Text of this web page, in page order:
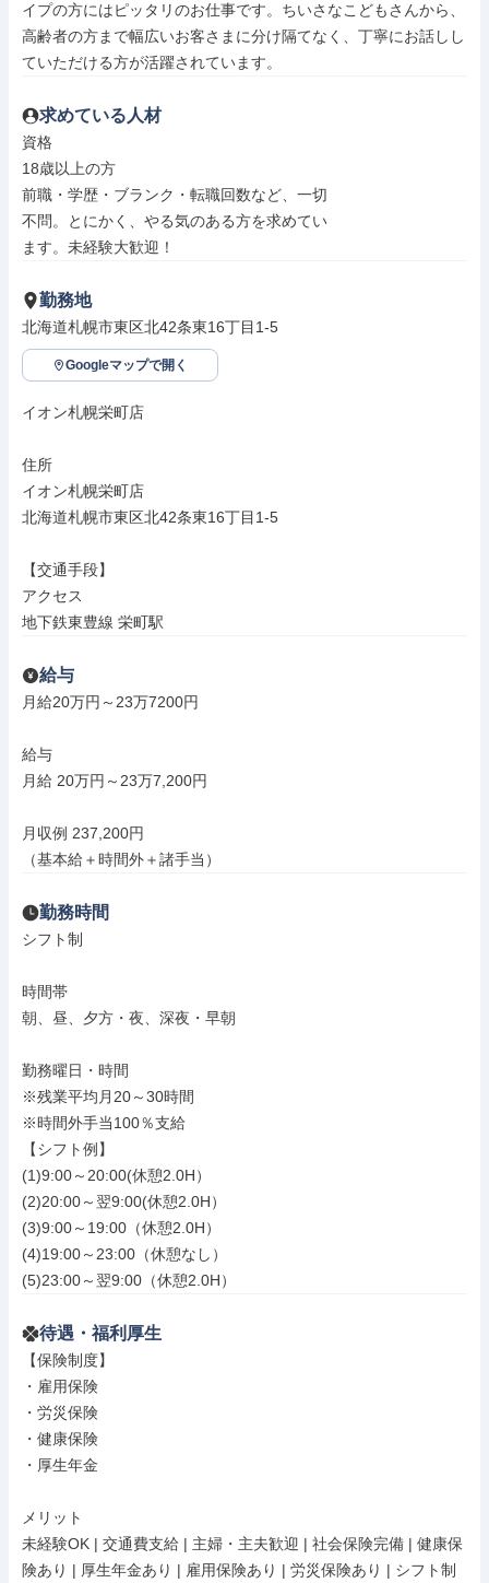
イプの方にはピッタリのお仕事です。ちいさなこどもさんから、
高齢者の方まで幅広いお客さまに分け隔てなく、丁寧にお話しし
ていただける方が活躍されています。
求めている人材
資格
18歳以上の方
前職・学歴・ブランク・転職回数など、一切
不問。とにかく、やる気のある方を求めてい
ます。未経験大歓迎！
勤務地
北海道札幌市東区北42条東16丁目1-5
Googleマップで開く
イオン札幌栄町店
住所
イオン札幌栄町店
北海道札幌市東区北42条東16丁目1-5
【交通手段】
アクセス
地下鉄東豊線 栄町駅
給与
月給20万円～23万7200円
給与
月給 20万円～23万7,200円
月収例 237,200円
（基本給＋時間外＋諸手当）
勤務時間
シフト制
時間帯
朝、昼、夕方・夜、深夜・早朝
勤務曜日・時間
※残業平均月20～30時間
※時間外手当100％支給
【シフト例】
(1)9:00～20:00(休憩2.0H）
(2)20:00～翌9:00(休憩2.0H）
(3)9:00～19:00（休憩2.0H）
(4)19:00～23:00（休憩なし）
(5)23:00～翌9:00（休憩2.0H）
待遇・福利厚生
【保険制度】
・雇用保険
・労災保険
・健康保険
・厚生年金
メリット
未経験OK | 交通費支給 | 主婦・主夫歓迎 | 社会保険完備 | 健康保
険あり | 厚生年金あり | 雇用保険あり | 労災保険あり | シフト制